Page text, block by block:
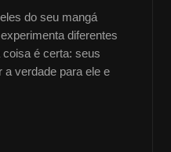
do seu mangá
diferentes
é certa: seus
verdade para ele e